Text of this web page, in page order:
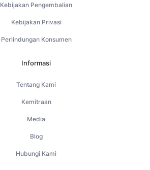
Kebijakan Pengembalian
Kebijakan Privasi
Perlindungan Konsumen
Informasi
Tentang Kami
Kemitraan
Media
Blog
Hubungi Kami